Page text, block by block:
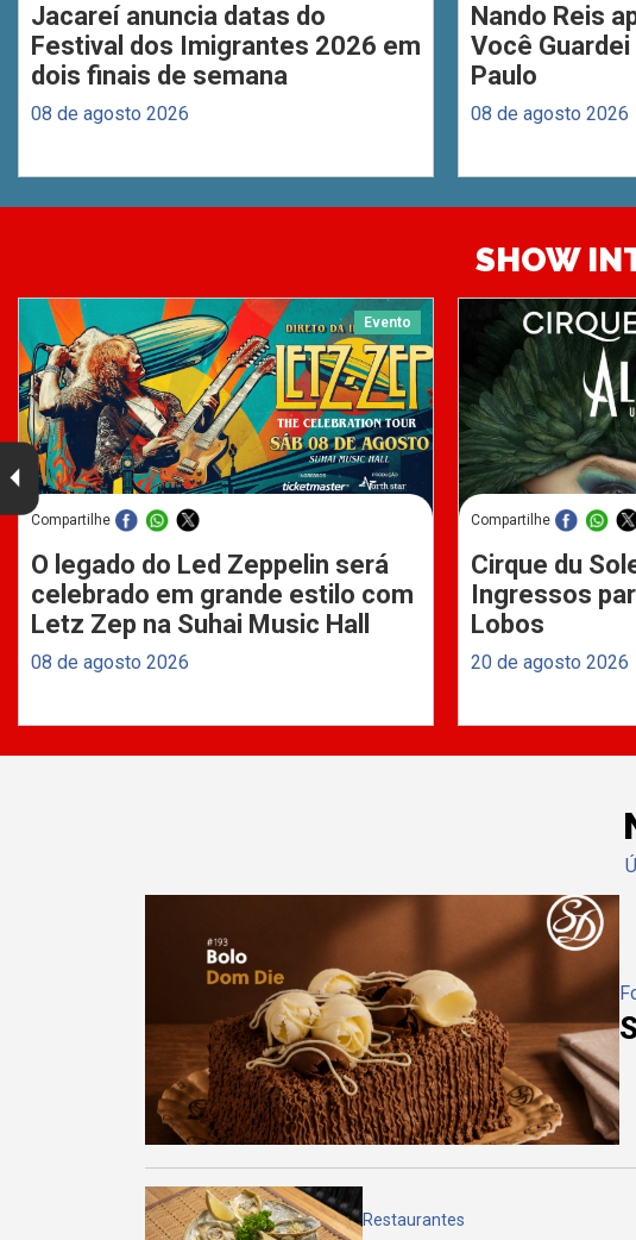
Jacareí anuncia datas do
Festival dos Imigrantes 2026 em
dois finais de semana
08 de agosto 2026
Nando Reis
Você
Paulo
08 de agosto 2026
SHOW
Evento
Compartilhe
O legado do Led Zeppelin será
celebrado em grande estilo com
Letz Zep na Suhai Music Hall
08 de agosto 2026
Compartilhe
Cirque du
Ingressos
Lobos
20 de agosto 2026
Restaurantes